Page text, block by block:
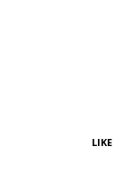
LIKE